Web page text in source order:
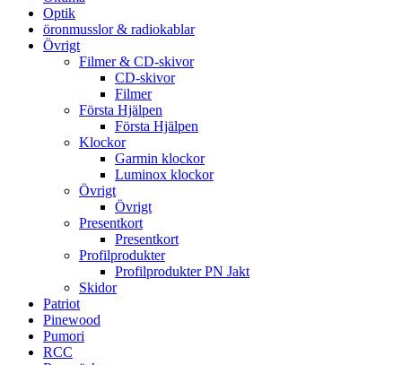
Optik
öronmusslor & radiokablar
Övrigt
Filmer & CD-skivor
CD-skivor
Filmer
Första Hjälpen
Första Hjälpen
Klockor
Garmin klockor
Luminox klockor
Övrigt
Övrigt
Presentkort
Presentkort
Profilprodukter
Profilprodukter PN Jakt
Skidor
Patriot
Pinewood
Pumori
RCC